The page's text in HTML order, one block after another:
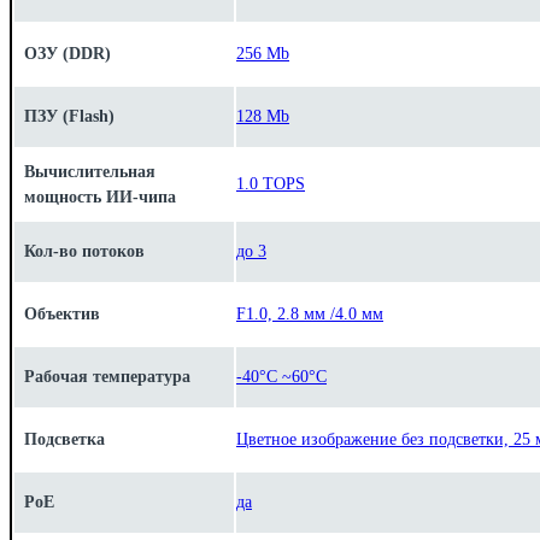
ОЗУ (DDR) 256 Mb
ПЗУ (Flash) 128 Mb
Вычислительная
мощность ИИ-чипа
1.0 TOPS
Кол-во потоков до 3
Объектив F1.0, 2.8 мм /4.0 мм
Рабочая температура -40°C ~60°C
Подсветка Цветное изображение без подсветки, 25
PoE да